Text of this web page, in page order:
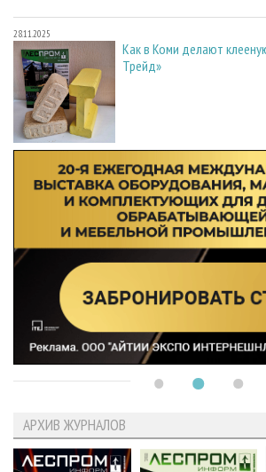
28.11.2025
Как в Коми делают
Трейд»
АРХИВ ЖУРНАЛОВ